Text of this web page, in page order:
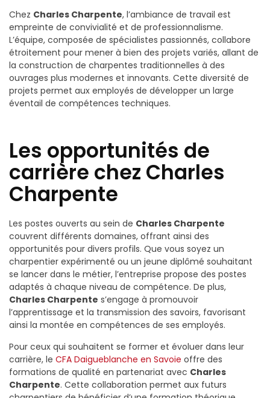
Chez Charles Charpente, l’ambiance de travail est
empreinte de convivialité et de professionnalisme.
L’équipe, composée de spécialistes passionnés, collabore
étroitement pour mener à bien des projets variés, allant de
la construction de charpentes traditionnelles à des
ouvrages plus modernes et innovants. Cette diversité de
projets permet aux employés de développer un large
éventail de compétences techniques.
Les opportunités de
carrière chez Charles
Charpente
Les postes ouverts au sein de Charles Charpente
couvrent différents domaines, offrant ainsi des
opportunités pour divers profils. Que vous soyez un
charpentier expérimenté ou un jeune diplômé souhaitant
se lancer dans le métier, l’entreprise propose des postes
adaptés à chaque niveau de compétence. De plus,
Charles Charpente s’engage à promouvoir
l’apprentissage et la transmission des savoirs, favorisant
ainsi la montée en compétences de ses employés.
Pour ceux qui souhaitent se former et évoluer dans leur
carrière, le CFA Daigueblanche en Savoie offre des
formations de qualité en partenariat avec Charles
Charpente. Cette collaboration permet aux futurs